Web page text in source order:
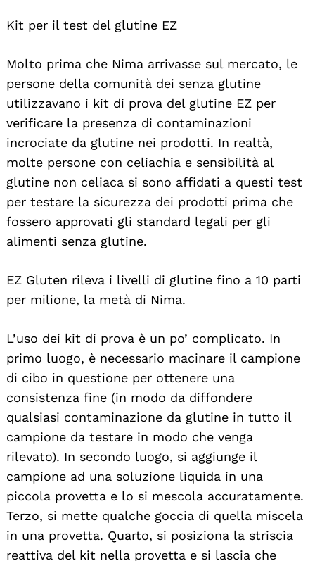
Kit per il test del glutine EZ
Molto prima che Nima arrivasse sul mercato, le
persone della comunità dei senza glutine
utilizzavano i kit di prova del glutine EZ per
verificare la presenza di contaminazioni
incrociate da glutine nei prodotti. In realtà,
molte persone con celiachia e sensibilità al
glutine non celiaca si sono affidati a questi test
per testare la sicurezza dei prodotti prima che
fossero approvati gli standard legali per gli
alimenti senza glutine.
EZ Gluten rileva i livelli di glutine fino a 10 parti
per milione, la metà di Nima.
L’uso dei kit di prova è un po’ complicato. In
primo luogo, è necessario macinare il campione
di cibo in questione per ottenere una
consistenza fine (in modo da diffondere
qualsiasi contaminazione da glutine in tutto il
campione da testare in modo che venga
rilevato). In secondo luogo, si aggiunge il
campione ad una soluzione liquida in una
piccola provetta e lo si mescola accuratamente.
Terzo, si mette qualche goccia di quella miscela
in una provetta. Quarto, si posiziona la striscia
reattiva del kit nella provetta e si lascia che